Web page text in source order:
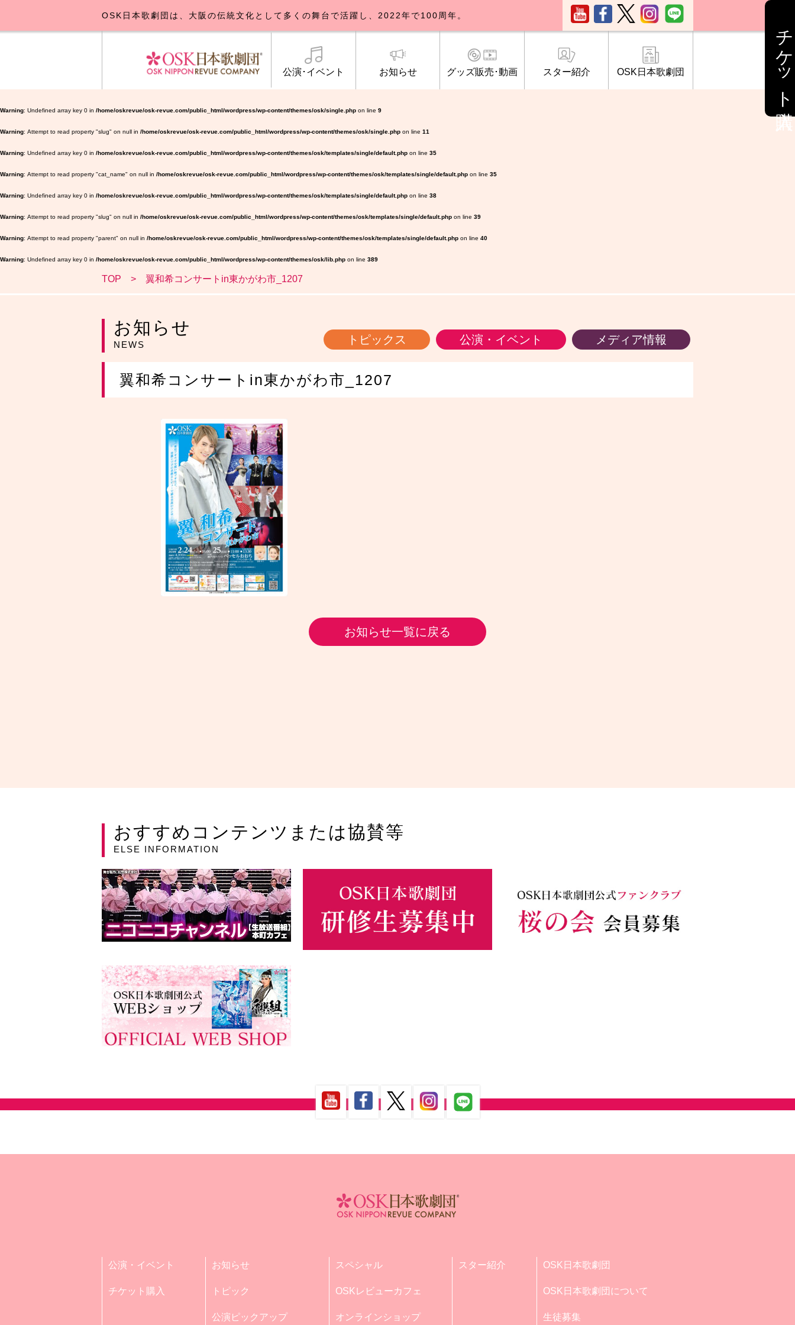
Warning : Undefined array key 0 in /home/oskrevue/osk-revue.com/public_html/wordpress/wp-content/themes/osk/single.php on line 9
Warning : Attempt to read property "slug" on null in /home/oskrevue/osk-revue.com/public_html/wordpress/wp-content/themes/osk/single.php on line 11
Warning : Undefined array key 0 in /home/oskrevue/osk-revue.com/public_html/wordpress/wp-content/themes/osk/templates/single/default.php on line 35
Warning : Attempt to read property "cat_name" on null in /home/oskrevue/osk-revue.com/public_html/wordpress/wp-content/themes/osk/templates/single/default.php on line 35
Warning : Undefined array key 0 in /home/oskrevue/osk-revue.com/public_html/wordpress/wp-content/themes/osk/templates/single/default.php on line 38
Warning : Attempt to read property "slug" on null in /home/oskrevue/osk-revue.com/public_html/wordpress/wp-content/themes/osk/templates/single/default.php on line 39
Warning : Attempt to read property "parent" on null in /home/oskrevue/osk-revue.com/public_html/wordpress/wp-content/themes/osk/templates/single/default.php on line 40
Warning : Undefined array key 0 in /home/oskrevue/osk-revue.com/public_html/wordpress/wp-content/themes/osk/lib.php on line 389
チケット購入
OSK日本歌劇団は、大阪の伝統文化として多くの舞台で活躍し、2022年で100周年。
公演･イベント
公演･イベント ブルックリンパーラー公演
お知らせ
お知らせ一覧 トピックス
グッズ販売･動画
公式グッズ販売
スター紹介 OSK日本歌劇団
OSK日本歌劇団について 研修生募集について
TOP 翼和希コンサートin東かがわ市_1207
お知らせ
NEWS トピックス 公演・イベント メディア情報
翼和希コンサートin東かがわ市_1207
お知らせ一覧に戻る
おすすめコンテンツまたは協賛等
ELSE INFORMATION
公演・イベント
チケット購入
お知らせ
トピック
公演ピックアップ
スペシャル
OSKレビューカフェ
オンラインショップ
スター紹介 OSK日本歌劇団
OSK日本歌劇団について
生徒募集